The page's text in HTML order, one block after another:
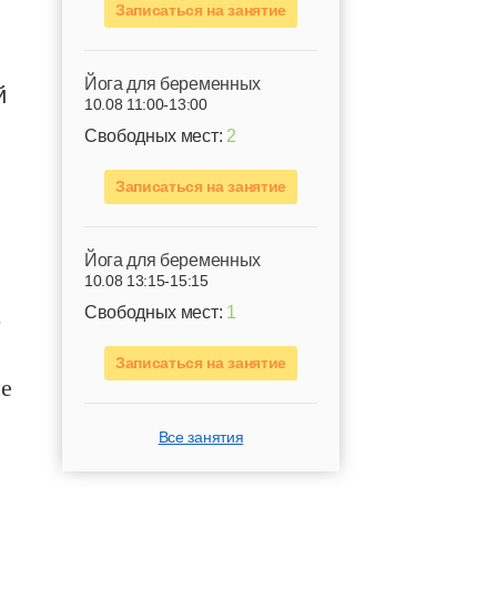
Записаться на занятие
Йога для беременных
10.08 11:00-13:00
Свободных мест: 2
Записаться на занятие
Йога для беременных
10.08 13:15-15:15
Свободных мест: 1
Записаться на занятие
Все занятия